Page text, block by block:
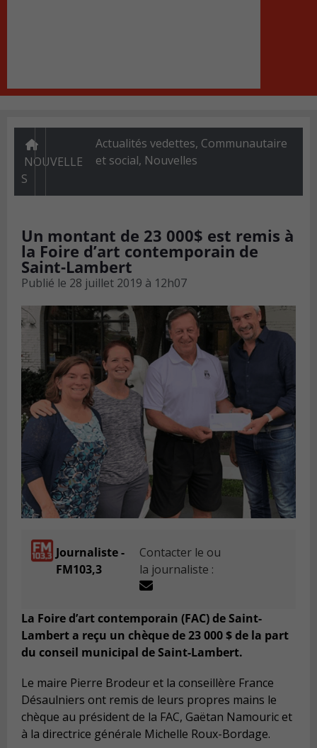
NOUVELLE
S
Actualités vedettes, Communautaire
et social, Nouvelles
Un montant de 23 000$ est remis à
la Foire d’art contemporain de
Saint-Lambert
Publié le 28 juillet 2019 à 12h07
Journaliste -
FM103,3
Contacter le ou
la journaliste :
La Foire d’art contemporain (FAC) de Saint-
Lambert a reçu un chèque de 23 000 $ de la part
du conseil municipal de Saint-Lambert.
Le maire Pierre Brodeur et la conseillère France
Désaulniers ont remis de leurs propres mains le
chèque au président de la FAC, Gaëtan Namouric et
à la directrice générale Michelle Roux-Bordage.